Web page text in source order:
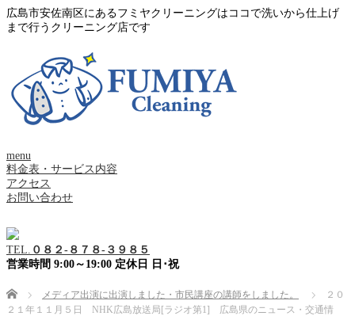
広島市安佐南区にあるフミヤクリーニングはココで洗いから仕上げ
まで行うクリーニング店です
menu
料金表・サービス内容
アクセス
お問い合わせ
TEL. ０８２-８７８-３９８５
営業時間 9:00～19:00 定休日 日･祝
Home メディア出演に出演しました・市民講座の講師をしました。
２０
２１年１１月５日 NHK広島放送局[ラジオ第1] 広島県のニュース・交通情